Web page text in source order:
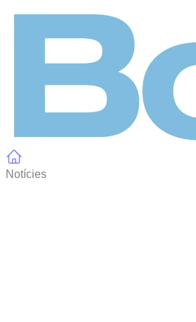
Notícies